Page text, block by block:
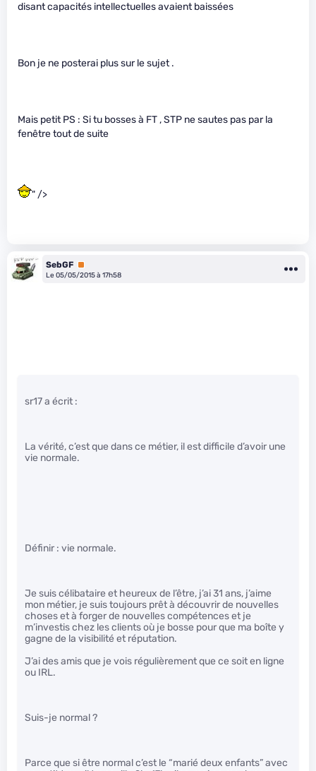
disant capacités intellectuelles avaient baissées
Bon je ne posterai plus sur le sujet .
Mais petit PS : Si tu bosses à FT , STP ne sautes pas par la
fenêtre tout de suite
" />
SebGF Premium
Le 05/05/2015 à 17h58
sr17 a écrit :
La vérité, c’est que dans ce métier, il est difficile d’avoir une
vie normale.
Définir : vie normale.
Je suis célibataire et heureux de l’être, j’ai 31 ans, j’aime
mon métier, je suis toujours prêt à découvrir de nouvelles
choses et à forger de nouvelles compétences et je
m’investis chez les clients où je bosse pour que ma boîte y
gagne de la visibilité et réputation.
J’ai des amis que je vois régulièrement que ce soit en ligne
ou IRL.
Suis-je normal ?
Parce que si être normal c’est le “marié deux enfants” avec